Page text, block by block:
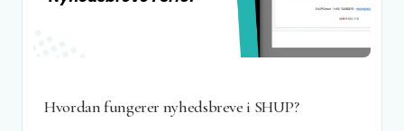
Hvordan fungerer nyhedsbreve i SHUP?